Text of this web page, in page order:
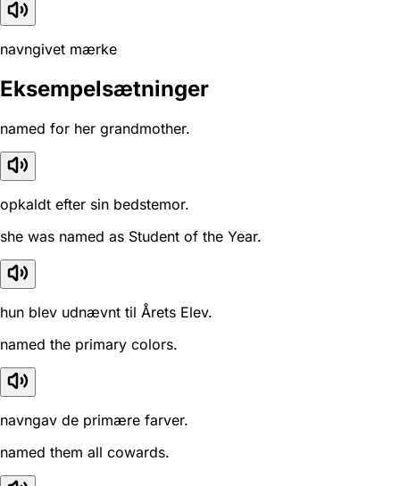
navngivet mærke
Eksempelsætninger
named for her grandmother.
opkaldt efter sin bedstemor.
she was named as Student of the Year.
hun blev udnævnt til Årets Elev.
named the primary colors.
navngav de primære farver.
named them all cowards.